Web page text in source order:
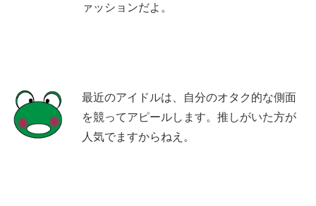
ァッションだよ。
最近のアイドルは、自分のオタク的な側面
を競ってアピールします。推しがいた方が
人気でますからねえ。